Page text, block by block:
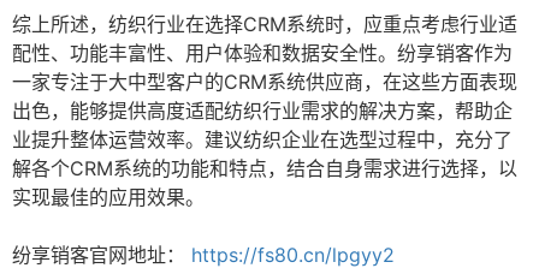
综上所述，纺织行业在选择CRM系统时，应重点考虑行业适
配性、功能丰富性、用户体验和数据安全性。纷享销客作为
一家专注于大中型客户的CRM系统供应商，在这些方面表现
出色，能够提供高度适配纺织行业需求的解决方案，帮助企
业提升整体运营效率。建议纺织企业在选型过程中，充分了
解各个CRM系统的功能和特点，结合自身需求进行选择，以
实现最佳的应用效果。
纷享销客官网地址： https://fs80.cn/lpgyy2